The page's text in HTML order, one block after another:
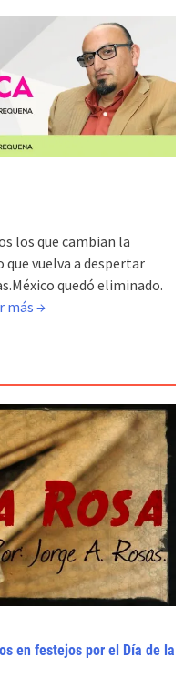
los que cambian la
que vuelva a despertar
quedó eliminado.
más →
en festejos por el Día de la